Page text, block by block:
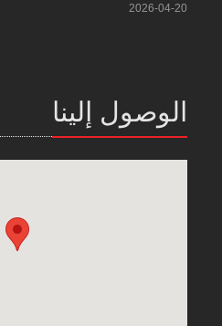
2026-04-20
الوصول إلينا